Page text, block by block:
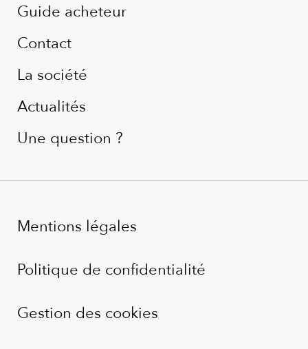
Guide acheteur
Contact
La société
Actualités
Une question ?
Mentions légales
Politique de confidentialité
Gestion des cookies